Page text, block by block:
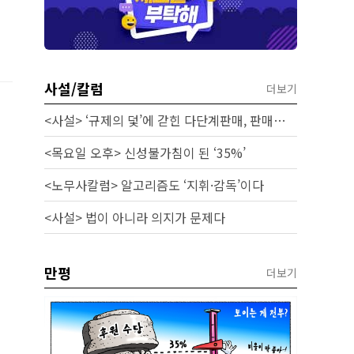
사설/칼럼 더보기
<사설> ‘규제의 덫’에 갇힌 다단계판매, 판매원 보호 시급하다
<목요일 오후> 신성불가침이 된 ‘35%’
<노무사칼럼> 알고리즘도 ‘지휘·감독’이다
<사설> 법이 아니라 의지가 문제다
만평 더보기